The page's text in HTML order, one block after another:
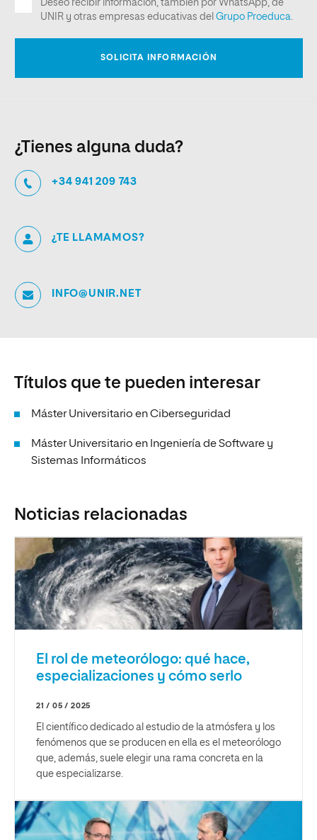
¿Tienes alguna duda?
+34 941 209 743
¿TE LLAMAMOS?
INFO@UNIR.NET
Títulos que te pueden interesar
Máster Universitario en Ciberseguridad
Máster Universitario en Ingeniería de Software y
Sistemas Informáticos
Noticias relacionadas
El rol de meteorólogo: qué hace,
especializaciones y cómo serlo
21 / 05 / 2025
El científico dedicado al estudio de la atmósfera y los
fenómenos que se producen en ella es el meteorólogo
que, además, suele elegir una rama concreta en la
que especializarse.